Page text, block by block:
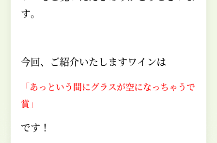
す。
今回、ご紹介いたしますワインは
「あっという間にグラスが空になっちゃうで
賞」
です！